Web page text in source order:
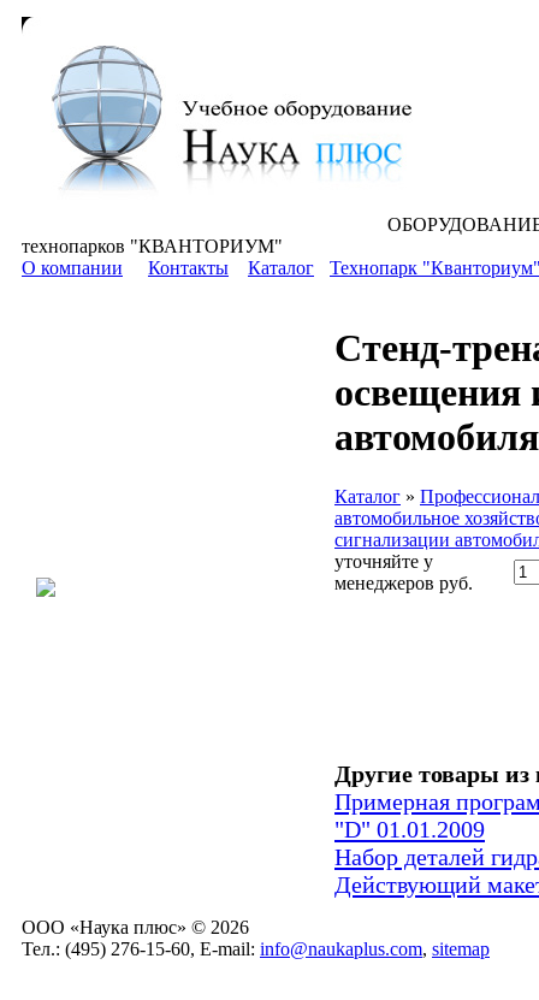
ОБОРУДОВАНИЕ для всех уровней
технопарков "КВАНТОРИУМ"
О компании
Контакты Каталог Технопарк
Стенд-
освещения
Каталог »
автомобильное
сигнализации
уточняйте у
менеджеров руб.
Другие товары из
Примерная
"D" 01.01.2009
Набор деталей
Действующий
ООО «Наука плюс» © 2026
Тел.: (495) 276-15-60, E-mail: info@naukaplus.com, sitemap